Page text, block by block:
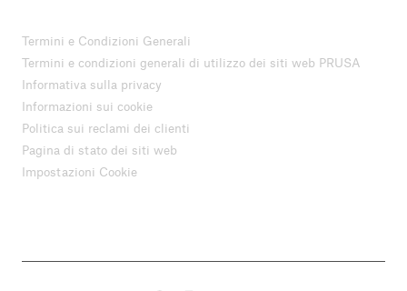
Termini e Condizioni Generali
Termini e condizioni generali di utilizzo dei siti web PRUSA
Informativa sulla privacy
Informazioni sui cookie
Politica sui reclami dei clienti
Pagina di stato dei siti web
Impostazioni Cookie